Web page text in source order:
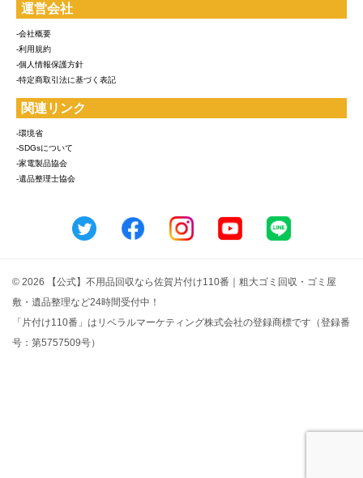
運営会社
-会社概要
-利用規約
-個人情報保護方針
-特定商取引法に基づく表記
関連リンク
-環境省
-SDGsについて
-家電製品協会
-遺品整理士協会
© 2026 【公式】不用品回収なら佐賀片付け110番｜粗大ゴミ回収・ゴミ屋
敷・遺品整理など24時間受付中！
「片付け110番」はリベラルマーケティング株式会社の登録商標です（登録番
号：第5757509号）